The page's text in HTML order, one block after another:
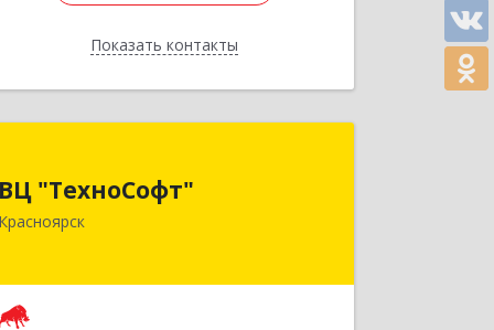
Показать контакты
Назад
ВЦ "ТехноСофт"
Красноярск
660118, Красноярский край,
Красноярск г, Авиаторов ул, дом № 54
Подробнее